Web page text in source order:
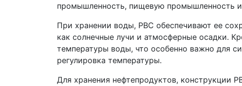
промышленность, пищевую промышленность и
При хранении воды, РВС обеспечивают ее
как солнечные лучи и атмосферные осадки.
температуры воды, что особенно важно для
регулировка температуры.
Для хранения нефтепродуктов, конструкции